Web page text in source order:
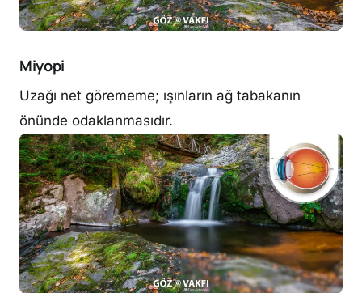
Miyopi
Uzağı net görememe; ışınların ağ tabakanın
önünde odaklanmasıdır.